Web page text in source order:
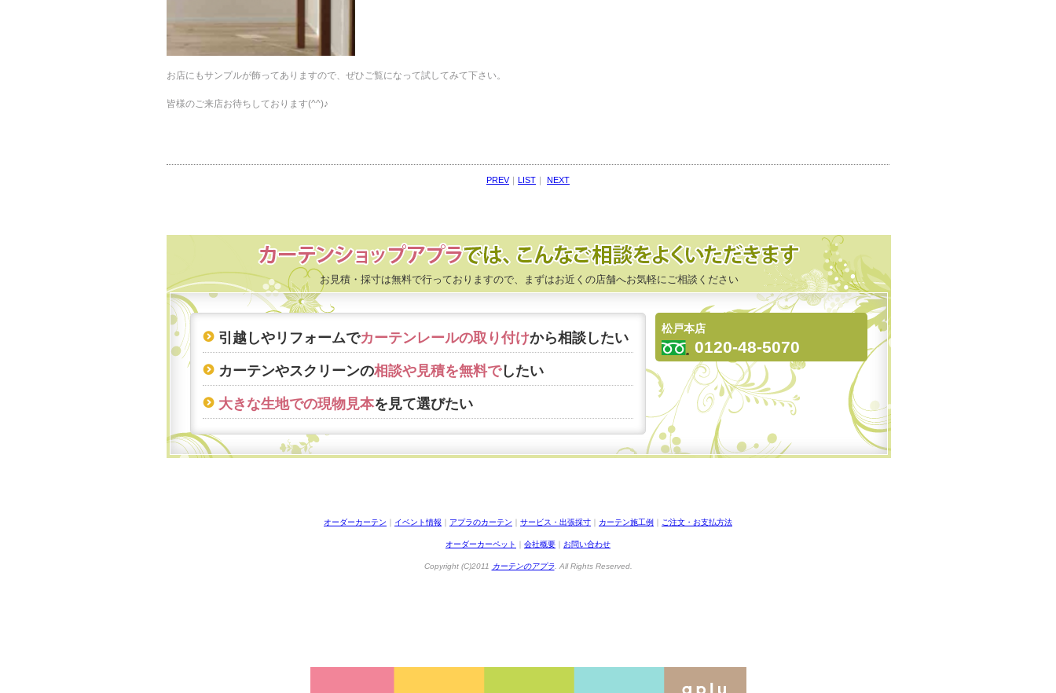
お店にもサンプルが飾ってありますので、ぜひご覧になって試してみて下さい。
皆様のご来店お待ちしております(^^)♪
PREV｜ LIST ｜ NEXT
お見積・採寸は無料で行っておりますので、まずはお近くの店舗へお気軽にご相談ください
引越しやリフォームでカーテンレールの取り付けから相談したい
カーテンやスクリーンの相談や見積を無料でしたい
大きな生地での現物見本を見て選びたい
松戸本店
0120-48-5070
オーダーカーテン イベント情報 アプラのカーテン サービス・出張採寸 カーテン施工例 ご注文・お支払方法
オーダーカーペット 会社概要 お問い合わせ
Copyright (C)2011 カーテンのアプラ. All Rights Reserved.